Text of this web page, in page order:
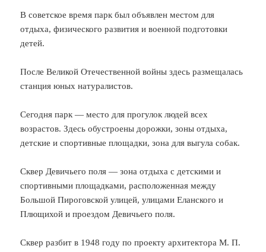
В советское время парк был объявлен местом для
отдыха, физического развития и военной подготовки
детей.
После Великой Отечественной войны здесь размещалась
станция юных натуралистов.
Сегодня парк — место для прогулок людей всех
возрастов. Здесь обустроены дорожки, зоны отдыха,
детские и спортивные площадки, зона для выгула собак.
Сквер Девичьего поля — зона отдыха с детскими и
спортивными площадками, расположенная между
Большой Пироговской улицей, улицами Еланского и
Плющихой и проездом Девичьего поля.
Сквер разбит в 1948 году по проекту архитектора М. П.